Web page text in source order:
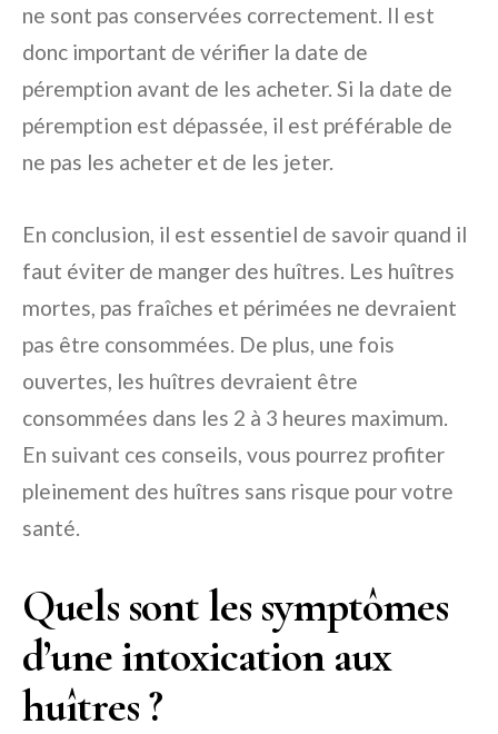
ne sont pas conservées correctement. Il est
donc important de vérifier la date de
péremption avant de les acheter. Si la date de
péremption est dépassée, il est préférable de
ne pas les acheter et de les jeter.
En conclusion, il est essentiel de savoir quand il
faut éviter de manger des huîtres. Les huîtres
mortes, pas fraîches et périmées ne devraient
pas être consommées. De plus, une fois
ouvertes, les huîtres devraient être
consommées dans les 2 à 3 heures maximum.
En suivant ces conseils, vous pourrez profiter
pleinement des huîtres sans risque pour votre
santé.
Quels sont les symptômes
d’une intoxication aux
huîtres ?